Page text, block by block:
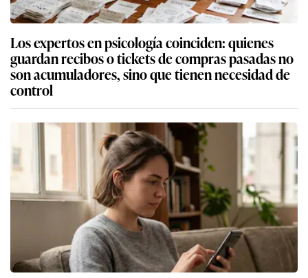
Los expertos en psicología coinciden: quienes
guardan recibos o tickets de compras pasadas no
son acumuladores, sino que tienen necesidad de
control